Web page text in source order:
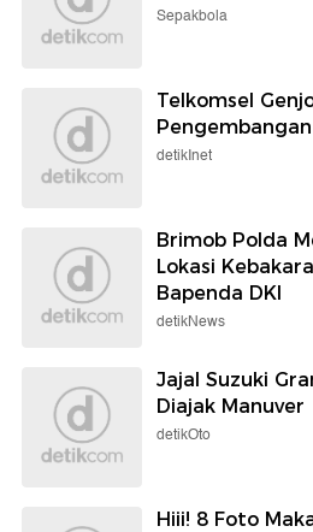
Sepakbola
Telkomsel
detikInet
Brimob Polda
Lokasi
Bapenda DKI
detikNews
Jajal Suzuki
Diajak Manuver
detikOto
Hiii! 8 Foto